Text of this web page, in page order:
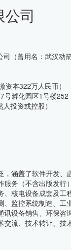
司
司（曾用名：武汉动
资本322万人民币）
号孵化园区1号楼
投资或控股）
，涵盖了软件开发
服务（不含出版发
核电设备成套及
监控系统制造、
设备销售、环保
流、技术转让、技